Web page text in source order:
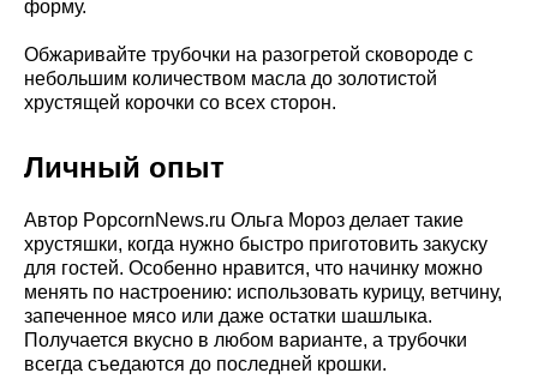
форму.
Обжаривайте трубочки на разогретой сковороде с
небольшим количеством масла до золотистой
хрустящей корочки со всех сторон.
Личный опыт
Автор PopcornNews.ru Ольга Мороз делает такие
хрустяшки, когда нужно быстро приготовить закуску
для гостей. Особенно нравится, что начинку можно
менять по настроению: использовать курицу, ветчину,
запеченное мясо или даже остатки шашлыка.
Получается вкусно в любом варианте, а трубочки
всегда съедаются до последней крошки.